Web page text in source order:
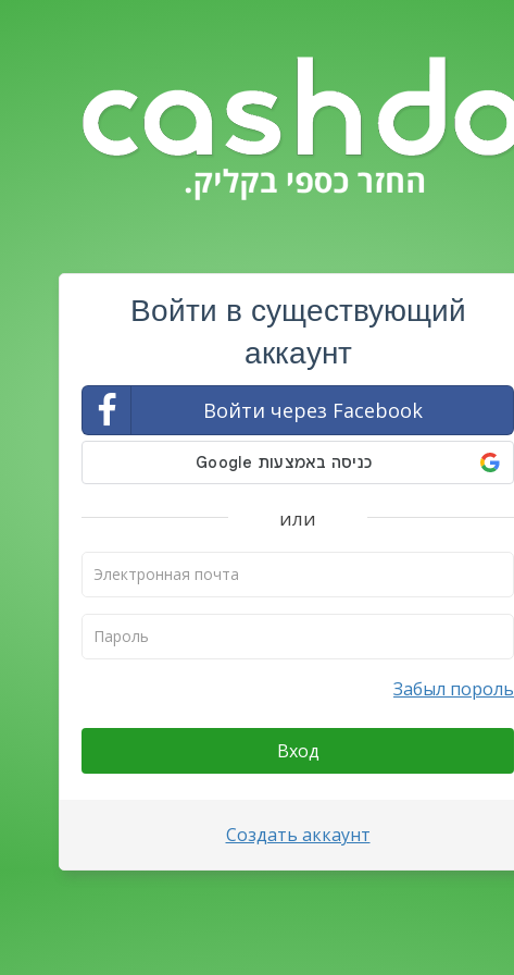
Войти в существующий
аккаунт
Войти через Facebook
или
Забыл пороль
Вход
Создать аккаунт